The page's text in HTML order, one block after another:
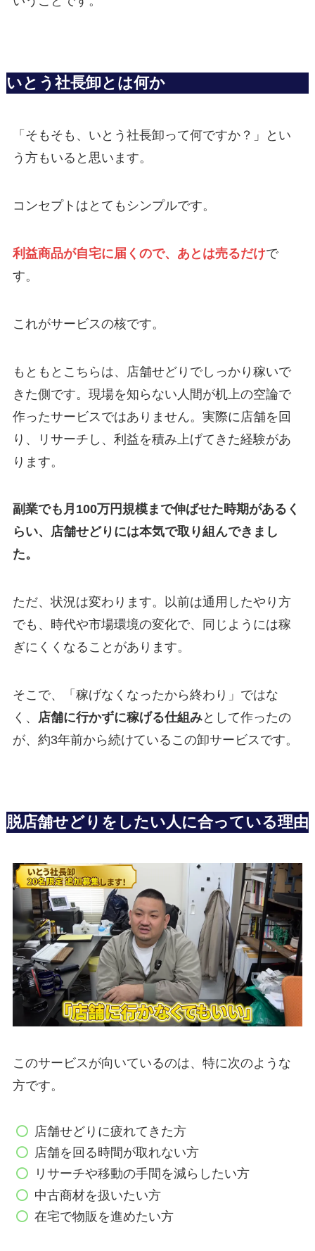
いとう社長卸とは何か
「そもそも、いとう社長卸って何ですか？」とい
う方もいると思います。
コンセプトはとてもシンプルです。
利益商品が自宅に届くので、あとは売るだけで
す。
これがサービスの核です。
もともとこちらは、店舗せどりでしっかり稼いで
きた側です。現場を知らない人間が机上の空論で
作ったサービスではありません。実際に店舗を回
り、リサーチし、利益を積み上げてきた経験があ
ります。
副業でも月100万円規模まで伸ばせた時期があるく
らい、店舗せどりには本気で取り組んできまし
た。
ただ、状況は変わります。以前は通用したやり方
でも、時代や市場環境の変化で、同じようには稼
ぎにくくなることがあります。
そこで、「稼げなくなったから終わり」ではな
く、 店舗に行かずに稼げる仕組みとして作ったの
が、約3年前から続けているこの卸サービスです。
脱店舗せどりをしたい人に合っている理由
このサービスが向いているのは、特に次のような
方です。
店舗せどりに疲れてきた方
店舗を回る時間が取れない方
リサーチや移動の手間を減らしたい方
中古商材を扱いたい方
在宅で物販を進めたい方